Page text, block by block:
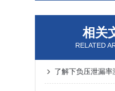
相关
RELATED
了解下负压泄漏